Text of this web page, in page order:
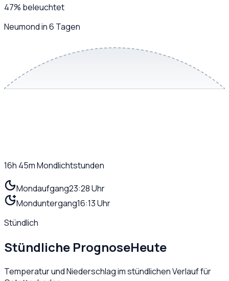
47% beleuchtet
Neumond in 6 Tagen
16h 45mMondlichtstunden
Mondaufgang23:28 Uhr
Monduntergang16:13 Uhr
Stündlich
Stündliche PrognoseHeute
Temperatur und Niederschlag im stündlichen Verlauf für